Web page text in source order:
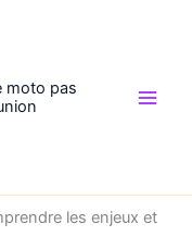
moto pas
les enjeux et